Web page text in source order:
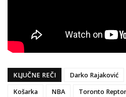
KLJUČNE REČI Darko Rajaković
Košarka
NBA Toronto